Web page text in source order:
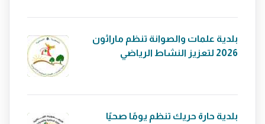
بلدية علمات والصوانة تنظم ماراثون
2026 لتعزيز النشاط الرياضي
بلدية حارة حريك تنظم يومًا صحيًا